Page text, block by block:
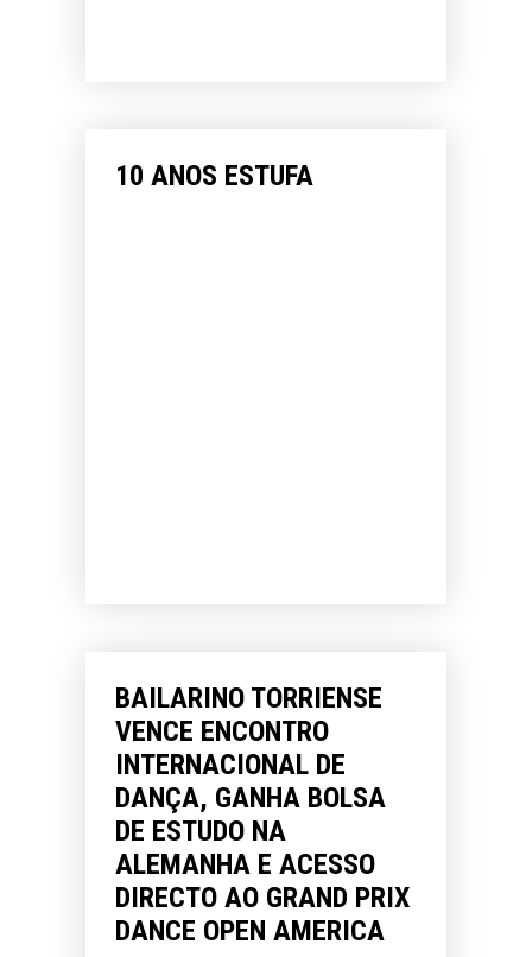
10 ANOS ESTUFA
BAILARINO TORRIENSE
VENCE ENCONTRO
INTERNACIONAL DE
DANÇA, GANHA BOLSA
DE ESTUDO NA
ALEMANHA E ACESSO
DIRECTO AO GRAND PRIX
DANCE OPEN AMERICA